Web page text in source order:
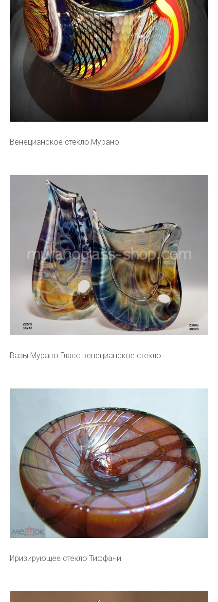
Венецианское стекло Мурано
Вазы Мурано Гласс венецианское стекло
Иризирующее стекло Тиффани